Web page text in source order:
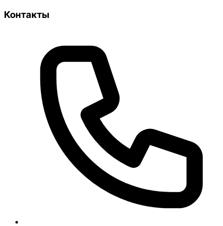
Контакты